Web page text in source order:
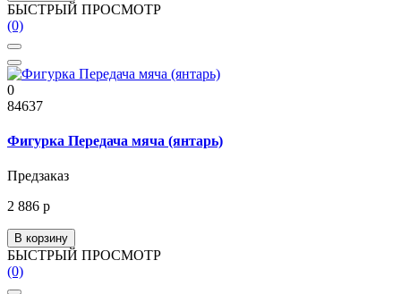
БЫСТРЫЙ ПРОСМОТР
(0)
0
84637
Фигурка Передача мяча (янтарь)
Предзаказ
2 886 р
В корзину
БЫСТРЫЙ ПРОСМОТР
(0)